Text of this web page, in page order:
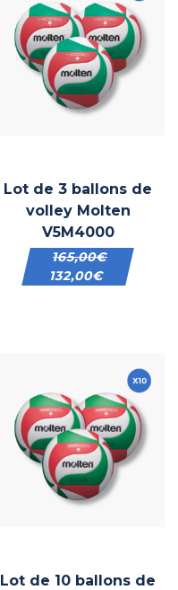
Lot de 3 ballons de
volley Molten
V5M4000
165,00€
132,00€
Lot de 10 ballons de